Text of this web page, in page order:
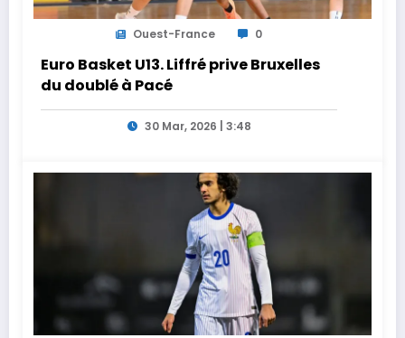
Ouest-France 0
Euro Basket U13. Liffré prive Bruxelles
du doublé à Pacé
30 Mar, 2026 | 3:48